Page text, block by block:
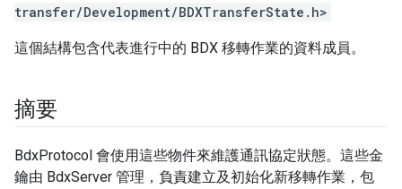
transfer/Development/BDXTransferState.h>
這個結構包含代表進行中的 BDX 移轉作業的資料成員。
摘要
BdxProtocol 會使用這些物件來維護通訊協定狀態。這些金
鑰由 BdxServer 管理，負責建立及初始化新移轉作業，包